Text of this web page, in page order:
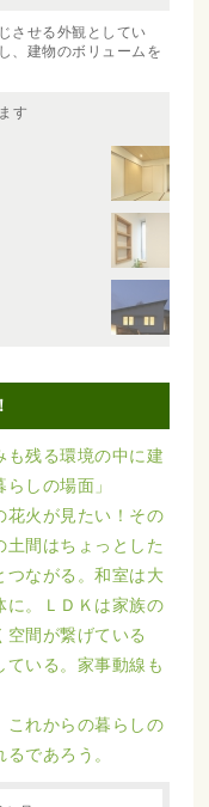
させる外観としてい
、建物のボリュームを
す
も残る環境の中に建
しの場面」
花火が見たい！その
間はちょっとした
つながる。和室は大
に。ＬＤＫは家族の
空間が繋げている
いる。家事動線も
これからの暮らしの
であろう。